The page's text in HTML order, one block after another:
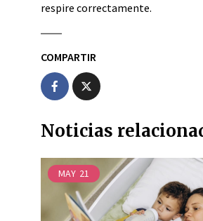
respire correctamente.
COMPARTIR
Noticias
MAY 21